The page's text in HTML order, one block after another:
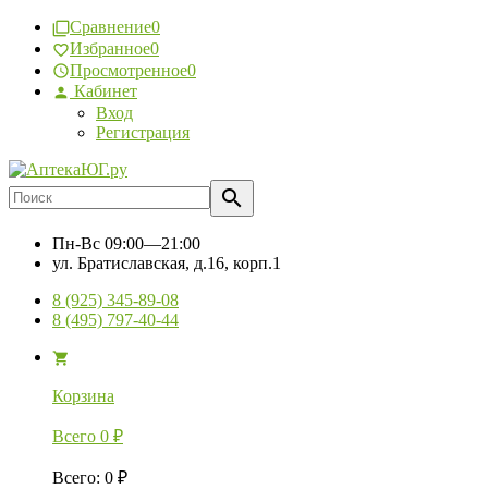
Сравнение0
Избранное0
Просмотренное0
Кабинет
Вход
Регистрация
Пн-Вс 09:00—21:00
ул. Братиславская, д.16, корп.1
8 (925) 345-89-08
8 (495) 797-40-44
Корзина
Всего 0 ₽
Всего: 0 ₽